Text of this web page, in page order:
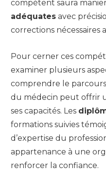
compétent saura
adéquates avec
corrections nécessaires
Pour cerner ces
examiner plusieurs
comprendre le
du médecin peut offrir
ses capacités. Les
formations suivies
d’expertise du
appartenance à une
renforcer la confiance.